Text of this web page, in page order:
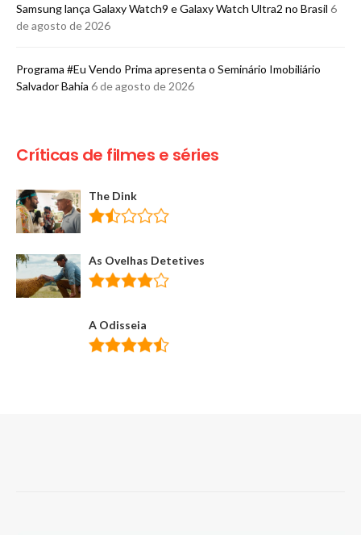
Samsung lança Galaxy Watch9 e Galaxy Watch Ultra2 no Brasil 6
de agosto de 2026
Programa #Eu Vendo Prima apresenta o Seminário Imobiliário
Salvador Bahia 6 de agosto de 2026
Críticas de filmes e séries
The Dink
As Ovelhas Detetives
A Odisseia